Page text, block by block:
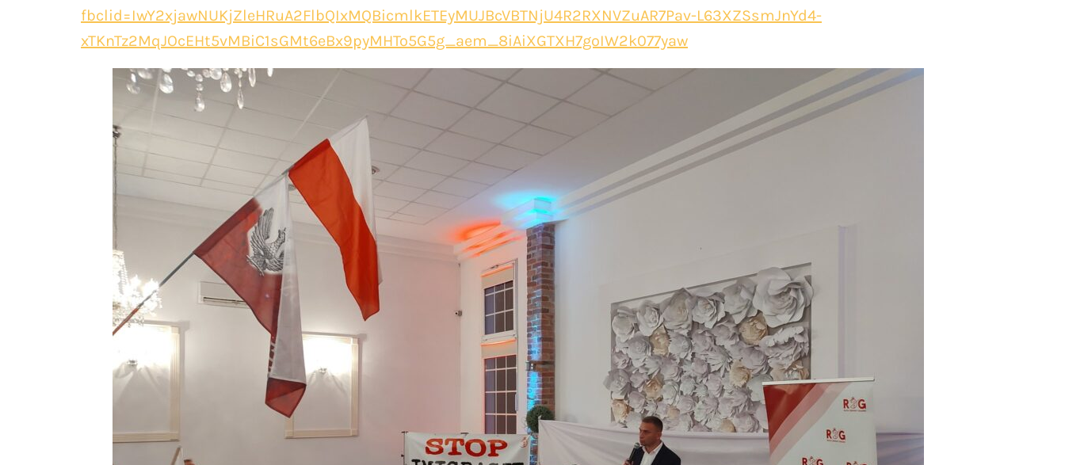
fbclid=IwY2xjawNUKjZleHRuA2FlbQIxMQBicmlkETEyMUJBcVBTNjU4R2RXNVZuAR7Pav-L63XZSsmJnYd4-
xTKnTz2MqJOcEHt5vMBiC1sGMt6eBx9pyMHTo5G5g_aem_8iAiXGTXH7goIW2k077yaw